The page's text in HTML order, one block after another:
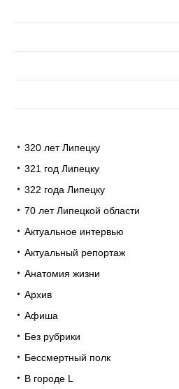
320 лет Липецку
321 год Липецку
322 года Липецку
70 лет Липецкой области
Актуальное интервью
Актуальный репортаж
Анатомия жизни
Архив
Афиша
Без рубрики
Бессмертный полк
В городе L